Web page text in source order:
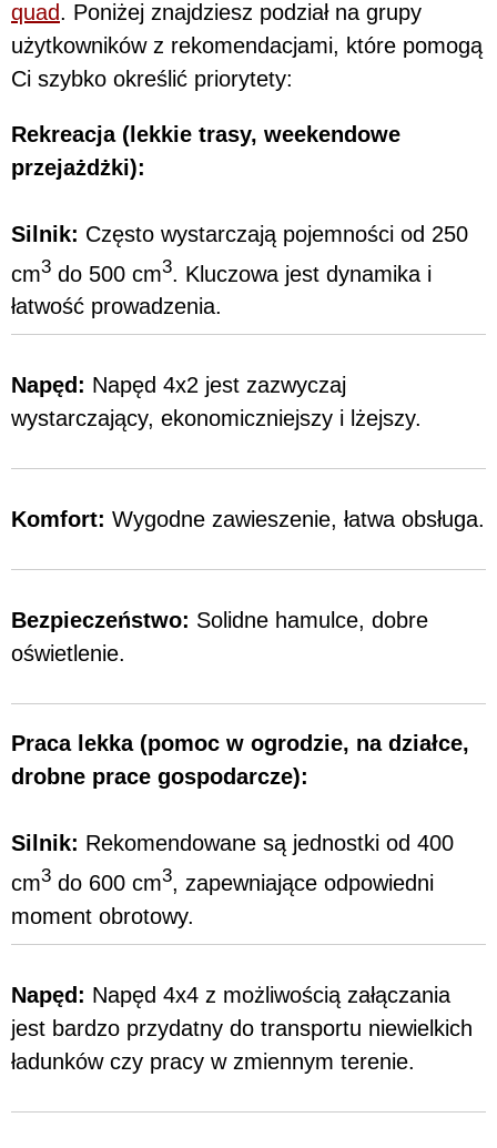
quad. Poniżej znajdziesz podział na grupy
użytkowników z rekomendacjami, które pomogą
Ci szybko określić priorytety:
Rekreacja (lekkie trasy, weekendowe
przejażdżki):
Silnik: Często wystarczają pojemności od 250
cm3 do 500 cm3 . Kluczowa jest dynamika i
łatwość prowadzenia.
Napęd: Napęd 4x2 jest zazwyczaj
wystarczający, ekonomiczniejszy i lżejszy.
Komfort: Wygodne zawieszenie, łatwa obsługa.
Bezpieczeństwo: Solidne hamulce, dobre
oświetlenie.
Praca lekka (pomoc w ogrodzie, na działce,
drobne prace gospodarcze):
Silnik: Rekomendowane są jednostki od 400
cm3 do 600 cm3, zapewniające odpowiedni
moment obrotowy.
Napęd: Napęd 4x4 z możliwością załączania
jest bardzo przydatny do transportu niewielkich
ładunków czy pracy w zmiennym terenie.